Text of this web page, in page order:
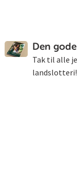
Den
Tak til alle
landslotteri!